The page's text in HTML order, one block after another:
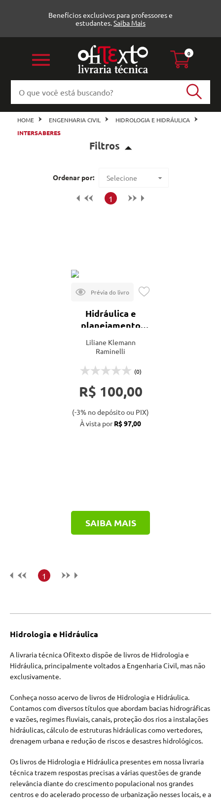
Benefícios exclusivos para professores e
estudantes. Saiba Mais
0
HOME ENGENHARIA CIVIL
HIDROLOGIA E HIDRÁULICA
INTERSABERES
Filtros
Hidrologia e Hidráulica (1)
Ordenar por: Selecione
Maior preço
1
Hidráulica e
planejamento
aplicados ao
saneamento
Liliane Klemann
Raminelli
(0)
R$ 100,00
(-3% no depósito ou PIX)
À vista porR$ 97,00
SAIBA MAIS
1
Hidrologia e Hidráulica
A livraria técnica Ofitexto dispõe de livros de Hidrologia e
Hidráulica, principalmente voltados a Engenharia Civil, mas não
exclusivamente.
Conheça nosso acervo de livros de Hidrologia e Hidráulica.
Contamos com diversos títulos que abordam bacias hidrográficas
e vazões, regimes fluviais, canais, proteção dos rios a instalações
hidráulicas, cálculo de estruturas hidráulicas como vertedores,
drenagem urbana e redução de riscos e desastres hidrológicos.
Os livros de Hidrologia e Hidráulica presentes em nossa livraria
técnica trazem respostas precisas a várias questões de grande
relevância diante do crescimento populacional nos grandes
centros e do acelerado processo de urbanização nesses locais, e a